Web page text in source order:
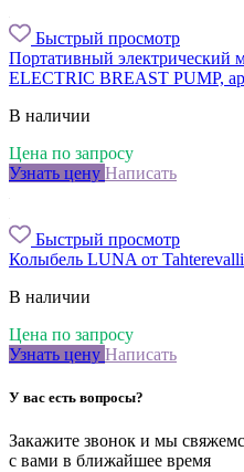
Быстрый просмотр
Портативный электрический
ELECTRIC BREAST PUMP,
В наличии
Цена по запросу
Узнать цену Написать
Быстрый просмотр
Колыбель LUNA от
В наличии
Цена по запросу
Узнать цену Написать
У вас есть вопросы?
Закажите звонок и мы
с вами в ближайшее время